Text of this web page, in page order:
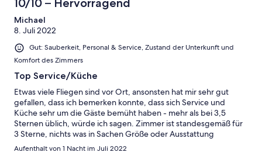
10/10 – Hervorragend
Michael
8. Juli 2022
Gut: Sauberkeit, Personal & Service, Zustand der Unterkunft und
Komfort des Zimmers
Top Service/Küche
Etwas viele Fliegen sind vor Ort, ansonsten hat mir sehr gut
gefallen, dass ich bemerken konnte, dass sich Service und
Küche sehr um die Gäste bemüht haben - mehr als bei 3,5
Sternen üblich, würde ich sagen. Zimmer ist standesgemäß für
3 Sterne, nichts was in Sachen Größe oder Ausstattung
überraschen würde.
Aufenthalt von 1 Nacht im Juli 2022